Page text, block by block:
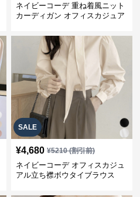
ネイビーコーデ 重ね着風ニット
カーディガン オフィスカジュア
SALE
¥4,680 ¥5210(割引前)
ネイビーコーデ オフィスカジュ
アル立ち襟ボウタイブラウス